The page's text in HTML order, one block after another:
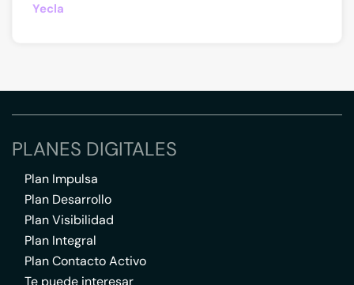
Yecla
PLANES DIGITALES
Plan Impulsa
Plan Desarrollo
Plan Visibilidad
Plan Integral
Plan Contacto Activo
Te puede interesar